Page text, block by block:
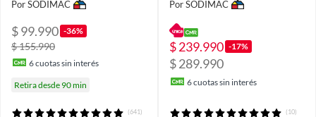
Por SODIMAC
$ 99.990 -36%
$ 155.990
6cuotas sin interés
Retira desde 90 min
(641)
Por SODIMAC
$ 239.990 -17%
$ 289.990
6cuotas sin interés
(10)